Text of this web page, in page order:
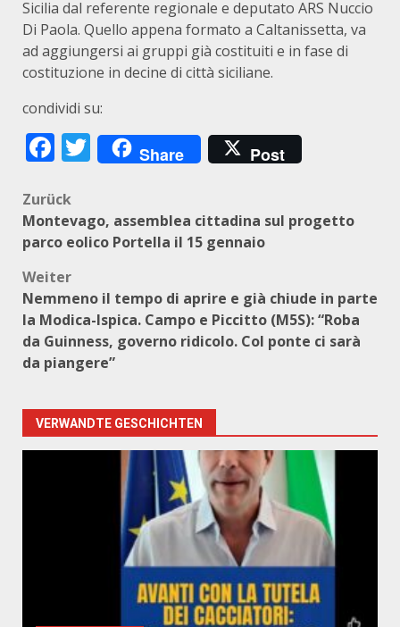
Sicilia dal referente regionale e deputato ARS Nuccio
Di Paola. Quello appena formato a Caltanissetta, va
ad aggiungersi ai gruppi già costituiti e in fase di
costituzione in decine di città siciliane.
condividi su:
Facebook
Twitter
Share Post
Beitragsnavigation
Zurück
Montevago, assemblea cittadina sul progetto
parco eolico Portella il 15 gennaio
Weiter
Nemmeno il tempo di aprire e già chiude in parte
la Modica-Ispica. Campo e Piccitto (M5S): “Roba
da Guinness, governo ridicolo. Col ponte ci sarà
da piangere”
VERWANDTE GESCHICHTEN